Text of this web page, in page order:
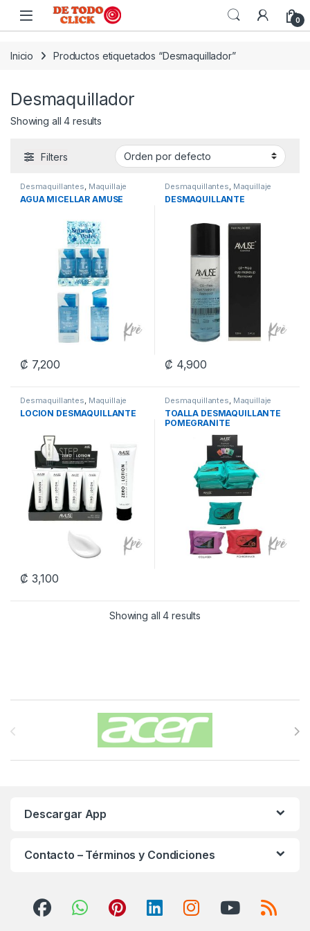
Saltar a Navegar
Saltar al contenido
0
Inicio Productos etiquetados “Desmaquillador”
Desmaquillador
Showing all 4 results
Filters
Desmaquillantes, Maquillaje
AGUA MICELLAR AMUSE
₡ 7,200
Desmaquillantes, Maquillaje
DESMAQUILLANTE
₡ 4,900
Desmaquillantes, Maquillaje
LOCION DESMAQUILLANTE
₡ 3,100
Desmaquillantes, Maquillaje
TOALLA DESMAQUILLANTE
POMEGRANITE
Showing all 4 results
Carrusel de Marcas
Descargar App
Contacto – Términos y Condiciones